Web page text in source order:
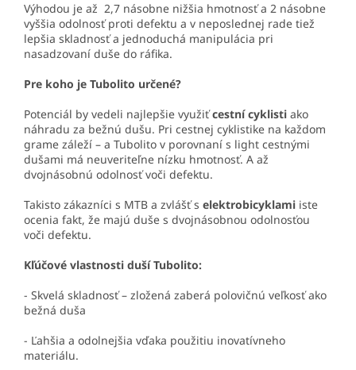
Výhodou je až 2,7 násobne nižšia hmotnosť a 2 násobne
vyššia odolnosť proti defektu a v neposlednej rade tiež
lepšia skladnosť a jednoduchá manipulácia pri
nasadzovaní duše do ráfika.
Pre koho je Tubolito určené?
Potenciál by vedeli najlepšie využiťcestní cyklisti ako
náhradu za bežnú dušu. Pri cestnej cyklistike na každom
grame záleží – a Tubolito v porovnaní s light cestnými
dušami má neuveriteľne nízku hmotnosť. A až
dvojnásobnú odolnosť voči defektu.
Takisto zákazníci s MTB a zvlášť s elektrobicyklami iste
ocenia fakt, že majú duše s dvojnásobnou odolnosťou
voči defektu.
Kľúčové vlastnosti duší Tubolito:
- Skvelá skladnosť – zložená zaberá polovičnú veľkosť ako
bežná duša
- Ľahšia a odolnejšia vďaka použitiu inovatívneho
materiálu.